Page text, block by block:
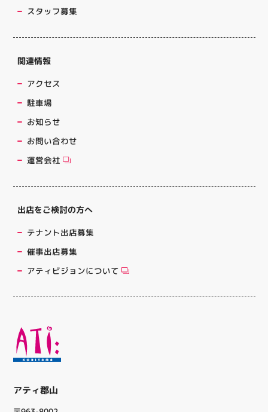
アティ郡山
スタッフ募集
関連情報
アクセス
駐車場
お知らせ
お問い合わせ
運営会社
出店をご検討の方へ
テナント出店募集
催事出店募集
アティビジョンについて